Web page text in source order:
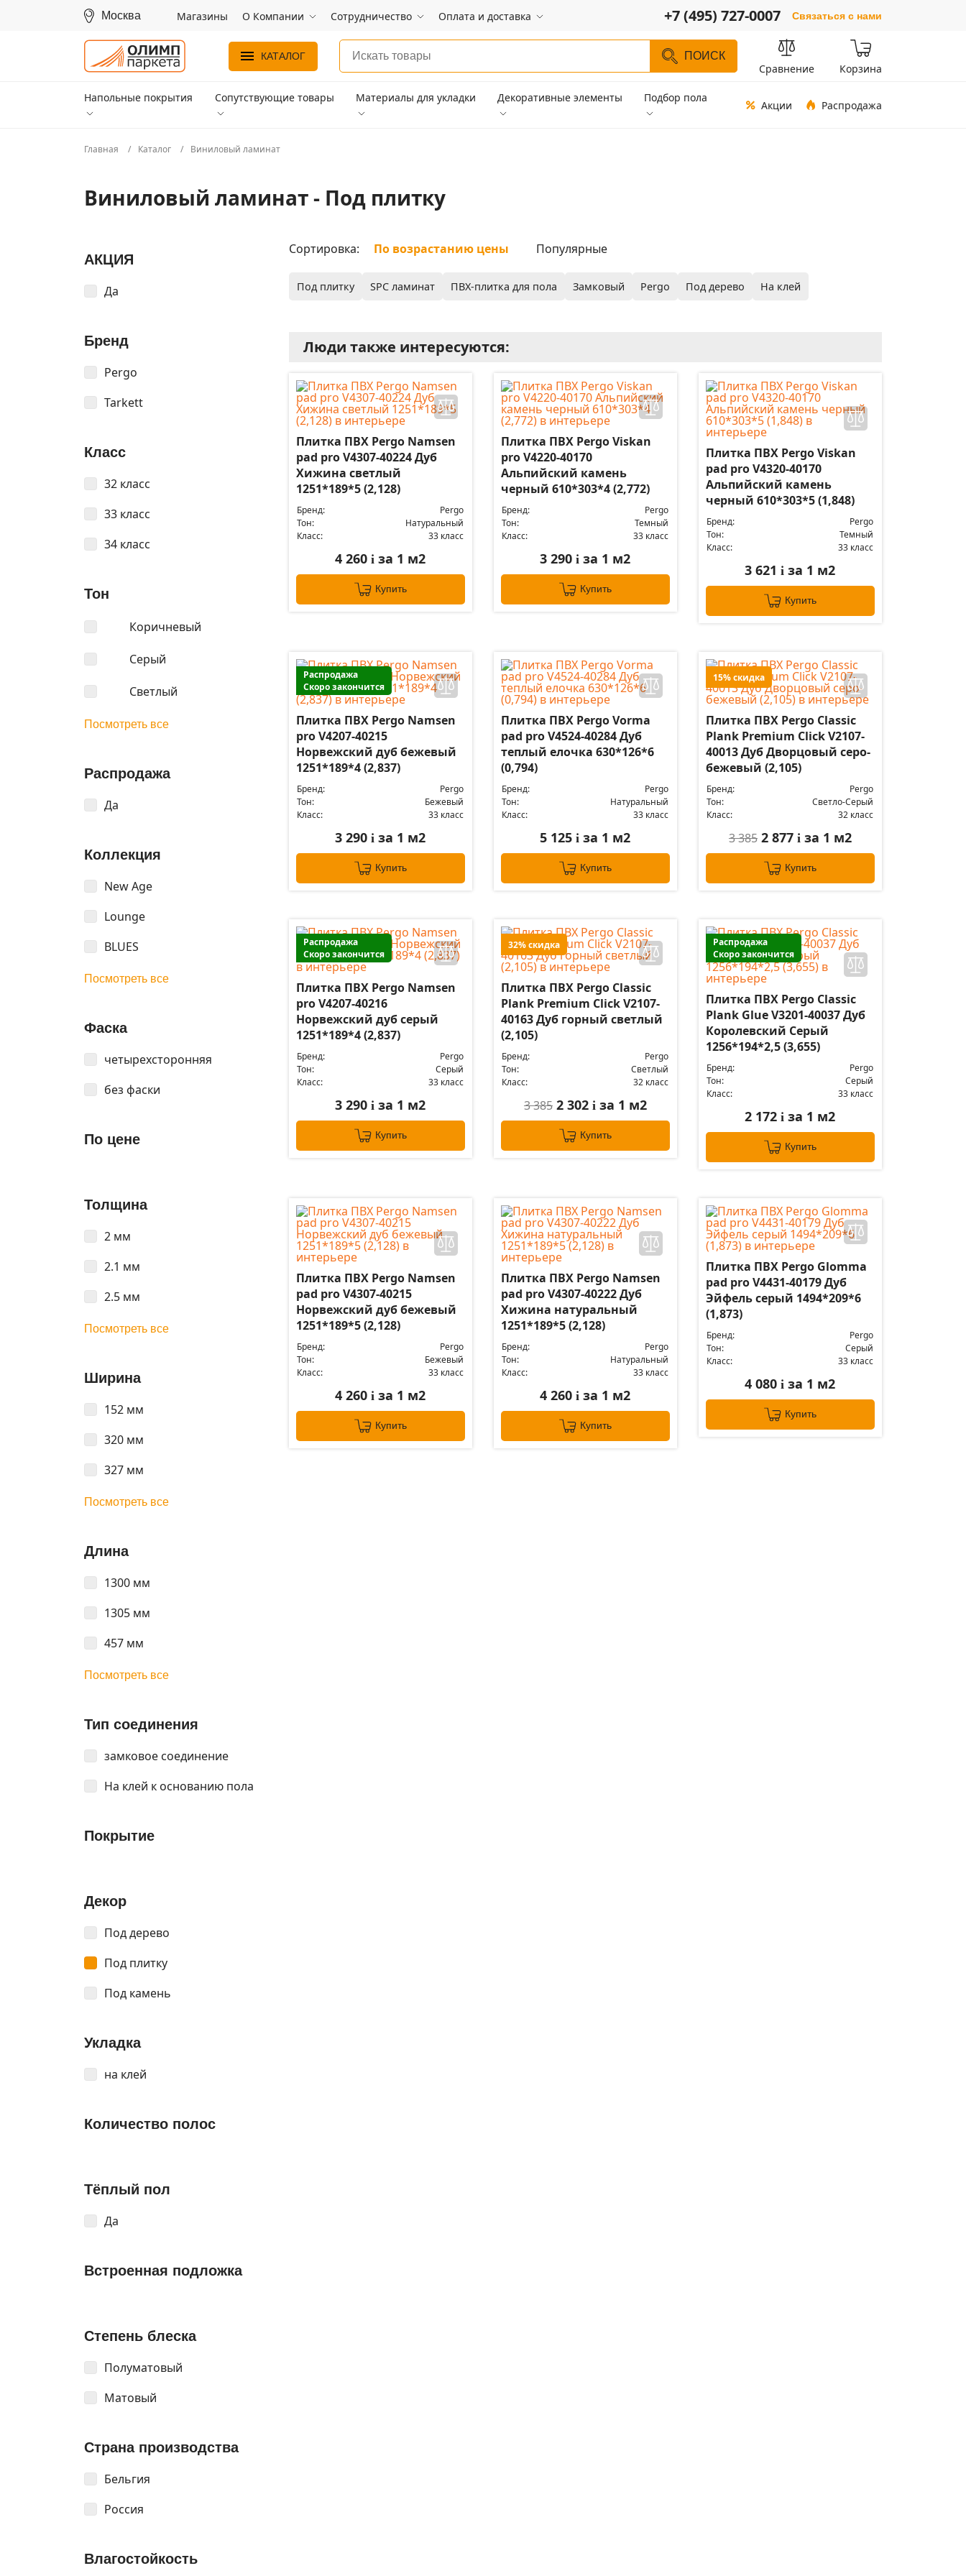
Москва Магазины О Компании Сотрудничество Оплата и доставка +7 (495) 727-0007 Связаться с нами
КАТАЛОГ ПОИСК
Сравнение Корзина
Напольные покрытия Сопутствующие товары Материалы для укладки Декоративные элементы Подбор пола
Акции Распродажа
Главная Каталог Виниловый ламинат
Виниловый ламинат - Под плитку
АКЦИЯ
Да
Бренд
Pergo
Tarkett
Класс
32 класс
33 класс
34 класс
Тон
Коричневый
Серый
Светлый
Посмотреть все
Распродажа
Да
Коллекция
New Age
Lounge
BLUES
Посмотреть все
Фаска
четырехсторонняя
без фаски
По цене
Толщина
2 мм
2.1 мм
2.5 мм
Посмотреть все
Ширина
152 мм
320 мм
327 мм
Посмотреть все
Длина
1300 мм
1305 мм
457 мм
Посмотреть все
Тип соединения
замковое соединение
На клей к основанию пола
Покрытие
Декор
Под дерево
Под плитку
Под камень
Укладка
на клей
Количество полос
Тёплый пол
Да
Встроенная подложка
Степень блеска
Полуматовый
Матовый
Страна производства
Бельгия
Россия
Влагостойкость
Сортировка: По возрастанию цены Популярные
Под плитку SPC ламинат ПВХ-плитка для пола Замковый Pergo Под дерево На клей
Люди также интересуются:
Плитка ПВХ Pergo Namsen
pad pro V4307-40224 Дуб
Хижина светлый
1251*189*5 (2,128)
Бренд:
Pergo
Тон:
Натуральный
Класс:
33 класс
4 260i за 1 м2
Купить
Плитка ПВХ Pergo Viskan
pro V4220-40170
Альпийский камень
черный 610*303*4 (2,772)
Бренд:
Pergo
Тон:
Темный
Класс:
33 класс
3 290i за 1 м2
Купить
Плитка ПВХ Pergo Viskan
pad pro V4320-40170
Альпийский камень
черный 610*303*5 (1,848)
Бренд:
Pergo
Тон:
Темный
Класс:
33 класс
3 621i за 1 м2
Купить
Распродажа
Скоро закончится
Плитка ПВХ Pergo Namsen
pro V4207-40215
Норвежский дуб бежевый
1251*189*4 (2,837)
Бренд:
Pergo
Тон:
Бежевый
Класс:
33 класс
3 290i за 1 м2
Купить
Плитка ПВХ Pergo Vorma
pad pro V4524-40284 Дуб
теплый елочка 630*126*6
(0,794)
Бренд:
Pergo
Тон:
Натуральный
Класс:
33 класс
5 125i за 1 м2
Купить
15% скидка
Плитка ПВХ Pergo Classic
Plank Premium Click V2107-
40013 Дуб Дворцовый серо-
бежевый (2,105)
Бренд:
Pergo
Тон:
Светло-Серый
Класс:
32 класс
3 385 2 877 iза 1 м2
Купить
Распродажа
Скоро закончится
Плитка ПВХ Pergo Namsen
pro V4207-40216
Норвежский дуб серый
1251*189*4 (2,837)
Бренд:
Pergo
Тон:
Серый
Класс:
33 класс
3 290i за 1 м2
Купить
32% скидка
Плитка ПВХ Pergo Classic
Plank Premium Click V2107-
40163 Дуб горный светлый
(2,105)
Бренд:
Pergo
Тон:
Светлый
Класс:
32 класс
3 385 2 302 iза 1 м2
Купить
Распродажа
Скоро закончится
Плитка ПВХ Pergo Classic
Plank Glue V3201-40037 Дуб
Королевский Серый
1256*194*2,5 (3,655)
Бренд:
Pergo
Тон:
Серый
Класс:
33 класс
2 172i за 1 м2
Купить
Плитка ПВХ Pergo Namsen
pad pro V4307-40215
Норвежский дуб бежевый
1251*189*5 (2,128)
Бренд:
Pergo
Тон:
Бежевый
Класс:
33 класс
4 260i за 1 м2
Купить
Плитка ПВХ Pergo Namsen
pad pro V4307-40222 Дуб
Хижина натуральный
1251*189*5 (2,128)
Бренд:
Pergo
Тон:
Натуральный
Класс:
33 класс
4 260i за 1 м2
Купить
Плитка ПВХ Pergo Glomma
pad pro V4431-40179 Дуб
Эйфель серый 1494*209*6
(1,873)
Бренд:
Pergo
Тон:
Серый
Класс:
33 класс
4 080i за 1 м2
Купить